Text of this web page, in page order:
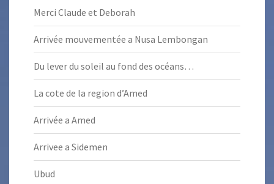
Merci Claude et Deborah
Arrivée mouvementée a Nusa Lembongan
Du lever du soleil au fond des océans…
La cote de la region d’Amed
Arrivée a Amed
Arrivee a Sidemen
Ubud